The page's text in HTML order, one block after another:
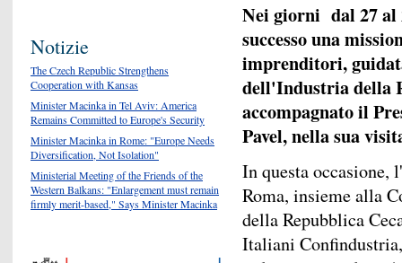
Nei giorni dal 27 al
successo una
imprenditori,
dell'Industria della
accompagnato il
Pavel, nella sua
In questa occasione,
Roma, insieme alla
della Repubblica
Italiani
Notizie
The Czech Republic Strengthens
Cooperation with Kansas
Minister Macinka in Tel Aviv: America
Remains Committed to Europe's Security
Minister Macinka in Rome: "Europe Needs
Diversification, Not Isolation"
Ministerial Meeting of the Friends of the
Western Balkans: "Enlargement must remain
firmly merit-based," Says Minister Macinka